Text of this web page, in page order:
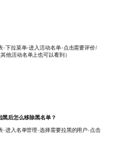
-下拉菜单-进入活动名单-点击需要评价/
他活动名单上也可以看到）
后怎么移除黑名单？
进入名单管理-选择需要拉黑的用户-点击